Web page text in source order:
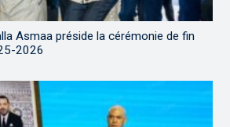
Asmaa préside la cérémonie de fin
2026